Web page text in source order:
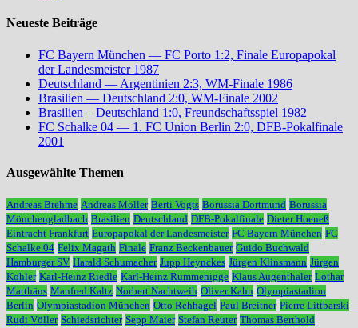
Neueste Beiträge
FC Bayern München — FC Porto 1:2, Finale Europapokal
der Landesmeister 1987
Deutschland — Argentinien 2:3, WM-Finale 1986
Brasilien — Deutschland 2:0, WM-Finale 2002
Brasilien – Deutschland 1:0, Freundschaftsspiel 1982
FC Schalke 04 — 1. FC Union Berlin 2:0, DFB-Pokalfinale
2001
Ausgewählte Themen
Andreas Brehme Andreas Möller Berti Vogts Borussia Dortmund Borussia
Mönchengladbach Brasilien Deutschland DFB-Pokalfinale Dieter Hoeneß
Eintracht Frankfurt Europapokal der Landesmeister FC Bayern München FC
Schalke 04 Felix Magath Finale Franz Beckenbauer Guido Buchwald
Hamburger SV Harald Schumacher Jupp Heynckes Jürgen Klinsmann Jürgen
Kohler Karl-Heinz Riedle Karl-Heinz Rummenigge Klaus Augenthaler Lothar
Matthäus Manfred Kaltz Norbert Nachtweih Oliver Kahn Olympiastadion
Berlin Olympiastadion München Otto Rehhagel Paul Breitner Pierre Littbarski
Rudi Völler Schiedsrichter Sepp Maier Stefan Reuter Thomas Berthold